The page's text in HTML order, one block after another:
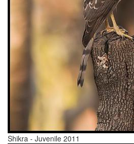
Shikra - Juvenile 2011